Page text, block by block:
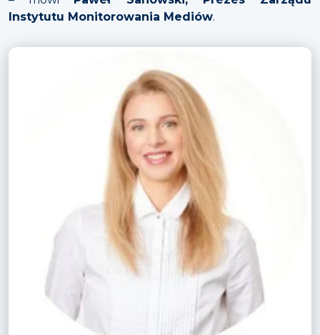
Instytutu Monitorowania Mediów.